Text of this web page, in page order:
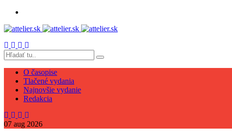
O časopise
Tlačené vydania
Najnovšie vydanie
Redakcia
07 aug 2026